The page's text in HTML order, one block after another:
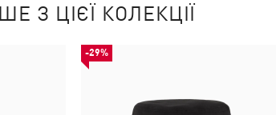
З ЦІЄЇ КОЛЕКЦІЇ
-29%